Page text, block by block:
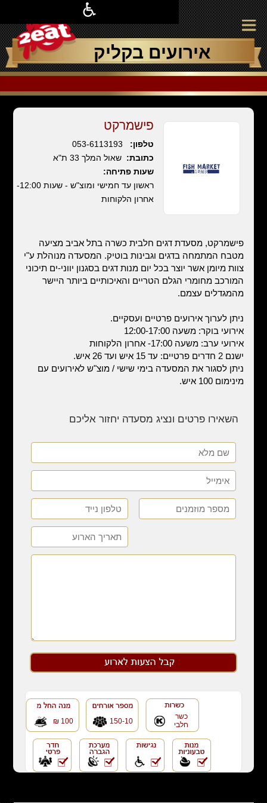
אירועים בקליק
פישמרקט
טלפון:
כתובת: שאול המלך 33 ת"א
שעות פתיחה:
ראשון עד חמישי ומוצ"ש - שעות 12:00-
אחרון הלקוחות
פישמרקט, מסעדת דגים חלבית כשרה בתל אביב מציעה
מטבח המתמחה בדגים וגבינות בוטיק. המסעדה מנוהלת ע"י
צוות מיומן אשר יוצר בכל יום מנות דגים בסגנון יווני-ים תיכוני
המורכב מחומרי הגלם הטריים והאיכותיים ביותר היישר
מהמגדלים עצמם.
ניתן לערוך אירועים פרטיים ועסקיים.
אירועי בוקר: משעה 12:00-17:00
אירועי ערב: משעה 17:00- אחרון הלקוחות
ישנם 2 חדרים פרטיים: עד 15 איש ועד 26 איש.
ניתן לסגור את המסעדה בימי שישי / מוצ"ש לאירועים עם
מינימום 100 איש.
השאירו פרטים ונציג מסעדה יחזור אליכם
כשר
חלבי
150-10
100 ₪